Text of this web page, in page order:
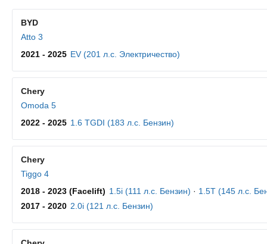
BYD
Atto 3
2021 - 2025 EV (201 л.с. Электричество)
Chery
Omoda 5
2022 - 2025 1.6 TGDI (183 л.с. Бензин)
Chery
Tiggo 4
2018 - 2023 (Facelift) 1.5i (111 л.с. Бензин) · 1.5T (145 л.с.
2017 - 2020 2.0i (121 л.с. Бензин)